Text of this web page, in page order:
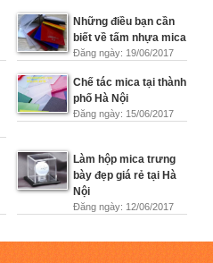
Những điều bạn cần
biết về tấm nhựa mica
Đăng ngày: 19/06/2017
Chế tác mica tại thành
phố Hà Nội
Đăng ngày: 15/06/2017
Làm hộp mica trưng
bày đẹp giá rẻ tại Hà
Nội
Đăng ngày: 12/06/2017